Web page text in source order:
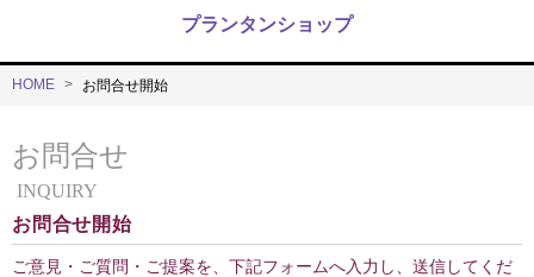
プランタンショップ
HOME お問合せ開始
INQUIRY
お問合せ
お問合せ開始
ご意見・ご質問・ご提案を、下記フォームへ入力し、送信してくだ